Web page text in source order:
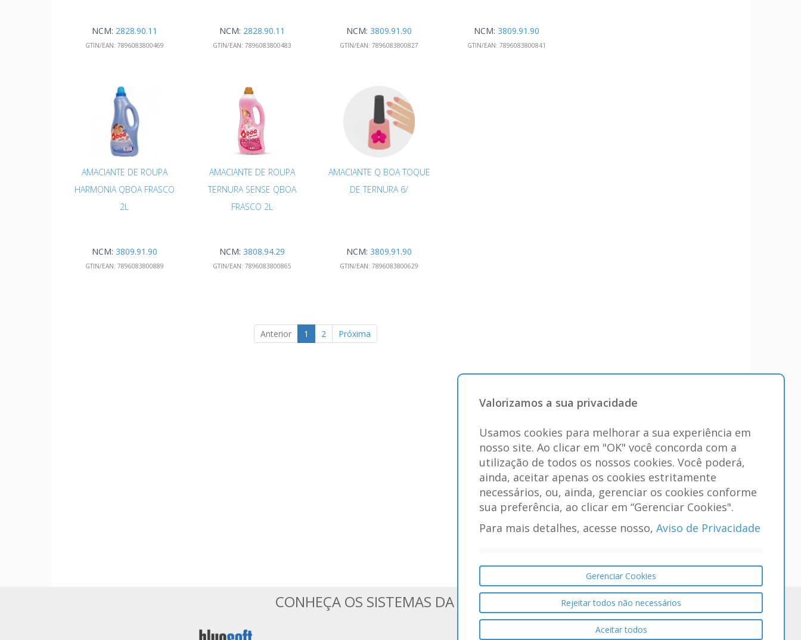
NCM: 2828.90.11
GTIN/EAN: 7896083800469
NCM: 2828.90.11
GTIN/EAN: 7896083800483
NCM: 3809.91.90
GTIN/EAN: 7896083800827
NCM: 3809.91.90
GTIN/EAN: 7896083800841
AMACIANTE DE ROUPA
HARMONIA QBOA FRASCO
2L
NCM: 3809.91.90
GTIN/EAN: 7896083800889
AMACIANTE DE ROUPA
TERNURA SENSE QBOA
FRASCO 2L
NCM: 3808.94.29
GTIN/EAN: 7896083800865
AMACIANTE Q BOA TOQUE
DE TERNURA 6/
NCM: 3809.91.90
GTIN/EAN: 7896083800629
Anterior 1 2 Próxima
CONHEÇA OS SISTEMAS DA BLUESOFT
Valorizamos a sua privacidade
Usamos cookies para melhorar a sua experiência em
nosso site. Ao clicar em "OK" você concorda com a
utilização de todos os nossos cookies. Você poderá,
ainda, aceitar apenas os cookies estritamente
necessários, ou, ainda, gerenciar os cookies conforme
sua preferência, ao clicar em “Gerenciar Cookies".
Para mais detalhes, acesse nosso,Aviso de Privacidade
Gerenciar Cookies
Rejeitar todos não necessários
Aceitar todos